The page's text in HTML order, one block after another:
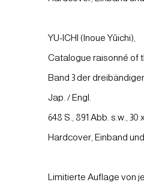
YU-ICHI (Inoue Yûichi),
Catalogue raisonné of
Band 3 der
Jap. / Engl.
648 S., 891 Abb. s.w., 30
Hardcover, Einband
Limitierte Auflage von